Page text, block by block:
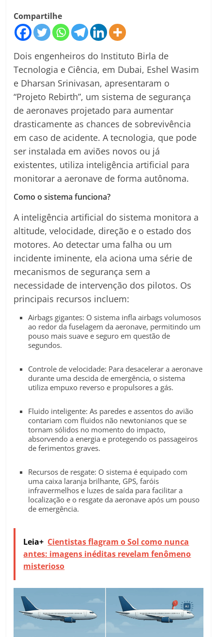
Compartilhe
Dois engenheiros do Instituto Birla de
Tecnologia e Ciência, em Dubai, Eshel Wasim
e Dharsan Srinivasan, apresentaram o
“Projeto Rebirth”, um sistema de segurança
de aeronaves projetado para aumentar
drasticamente as chances de sobrevivência
em caso de acidente. A tecnologia, que pode
ser instalada em aviões novos ou já
existentes, utiliza inteligência artificial para
monitorar a aeronave de forma autônoma.
Como o sistema funciona?
A inteligência artificial do sistema monitora a
altitude, velocidade, direção e o estado dos
motores. Ao detectar uma falha ou um
incidente iminente, ela aciona uma série de
mecanismos de segurança sem a
necessidade de intervenção dos pilotos. Os
principais recursos incluem:
Airbags gigantes: O sistema infla airbags volumosos
ao redor da fuselagem da aeronave, permitindo um
pouso mais suave e seguro em questão de
segundos.
Controle de velocidade: Para desacelerar a aeronave
durante uma descida de emergência, o sistema
utiliza empuxo reverso e propulsores a gás.
Fluido inteligente: As paredes e assentos do avião
contariam com fluidos não newtonianos que se
tornam sólidos no momento do impacto,
absorvendo a energia e protegendo os passageiros
de ferimentos graves.
Recursos de resgate: O sistema é equipado com
uma caixa laranja brilhante, GPS, faróis
infravermelhos e luzes de saída para facilitar a
localização e o resgate da aeronave após um pouso
de emergência.
Leia+ Cientistas flagram o Sol como nunca
antes: imagens inéditas revelam fenômeno
misterioso